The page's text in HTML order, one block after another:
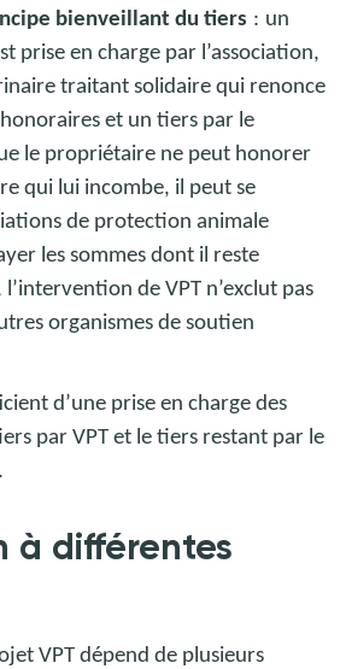
bienveillant du tiers : un
prise en charge par l’association,
traitant solidaire qui renonce
et un tiers par le
le propriétaire ne peut honorer
qui lui incombe, il peut se
de protection animale
les sommes dont il reste
de VPT n’exclut pas
organismes de soutien
d’une prise en charge des
par VPT et le tiers restant par le
à différentes
VPT dépend de plusieurs